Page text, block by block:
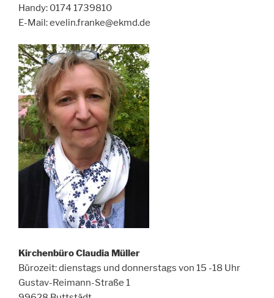
Handy: 0174 1739810
E-Mail: evelin.franke@ekmd.de
Kirchenbüro Claudia Müller
Bürozeit: dienstags und donnerstags von 15 -18 Uhr
Gustav-Reimann-Straße 1